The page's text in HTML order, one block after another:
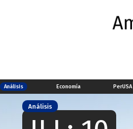
Análisis Economía PerUSA
Análisis